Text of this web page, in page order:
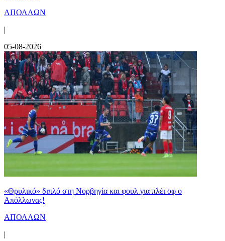
ΑΠΟΛΛΩΝ
|
05-08-2026
«Θρυλικό» διπλό στη Νορβηγία και φουλ για πλέι οφ ο
Απόλλωνας!
ΑΠΟΛΛΩΝ
|